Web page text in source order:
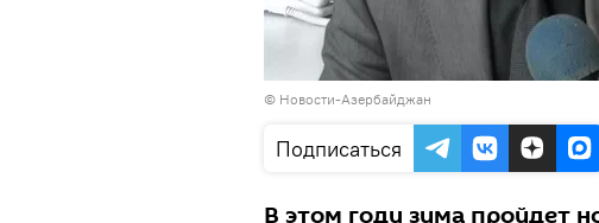
© Новости-Азербайджан
Подписаться
В этом году зима пройдет